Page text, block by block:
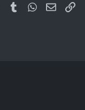
Pinterest
Tumblr WhatsApp